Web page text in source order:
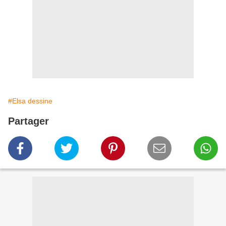
#Elsa dessine
Partager